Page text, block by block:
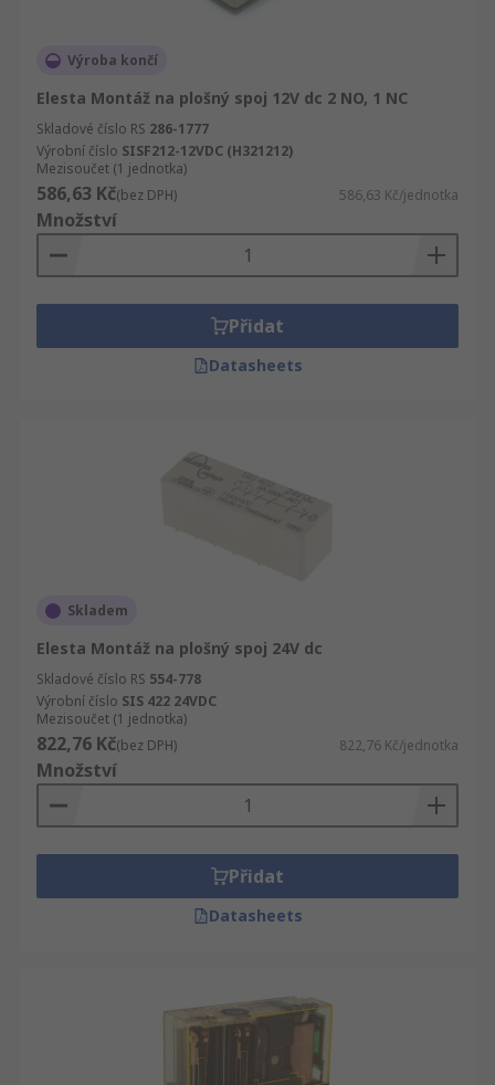
Výroba končí
Elesta Montáž na plošný spoj 12V dc 2 NO, 1 NC
Skladové číslo RS 286-1777
Výrobní číslo SISF212-12VDC (H321212)
Mezisoučet (1 jednotka)
586,63 Kč(bez DPH) 586,63 Kč/jednotka
Množství
Přidat
Datasheets
Skladem
Elesta Montáž na plošný spoj 24V dc
Skladové číslo RS 554-778
Výrobní číslo SIS 422 24VDC
Mezisoučet (1 jednotka)
822,76 Kč(bez DPH) 822,76 Kč/jednotka
Množství
Přidat
Datasheets